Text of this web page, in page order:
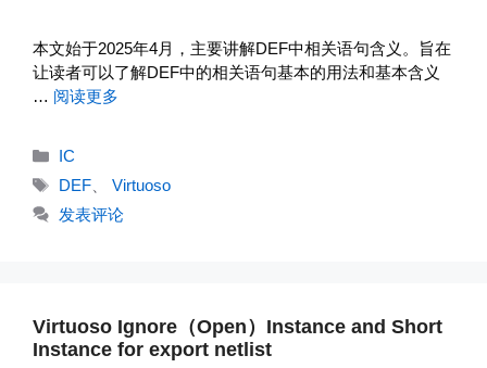
本文始于2025年4月，主要讲解DEF中相关语句含义。旨在
让读者可以了解DEF中的相关语句基本的用法和基本含义
… 阅读更多
分
类
IC
标
签
DEF
Virtuoso
发表评论
Virtuoso Ignore（Open）Instance and Short
Instance for export netlist